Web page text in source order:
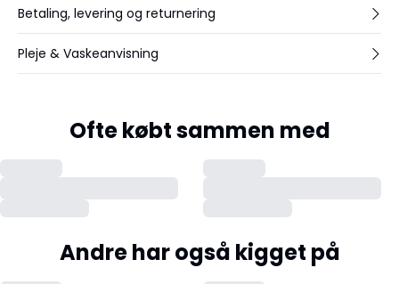
Betaling, levering og returnering
Pleje & Vaskeanvisning
Ofte købt sammen med
Andre har også kigget på